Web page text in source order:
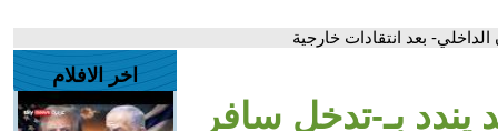
بعد انتقادات خارجية
بـ-تدخل سافر
اخر الافلام